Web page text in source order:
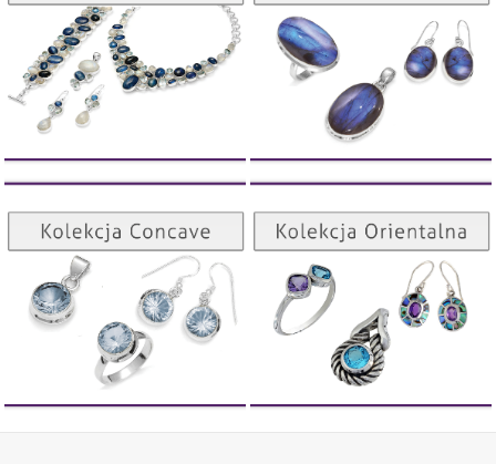
4,71 zł
Kolekcja Concave
ZOBACZ
Kolekcja Orientalna
ZOBACZ